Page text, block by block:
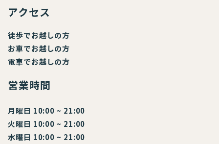
アクセス
徒歩でお越しの方
お車でお越しの方
電車でお越しの方
営業時間
月曜日 10:00 ~ 21:00
火曜日 10:00 ~ 21:00
水曜日 10:00 ~ 21:00